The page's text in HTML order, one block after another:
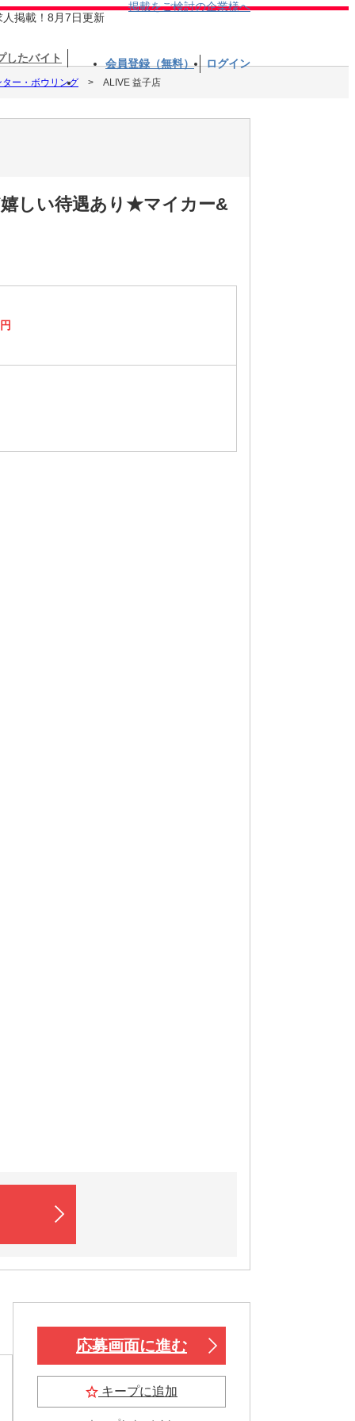
人掲載！8月7日更新
掲載をご検討の企業様へ
したバイト 会員登録（無料） ログイン
ー・ボウリング ALIVE 益子店
嬉しい待遇あり★マイカー&
応募画面に進む
キープに追加